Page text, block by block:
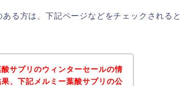
る方は、下記ページなどをチェックされると
サプリのウィンターセールの情
、下記メルミー葉酸サプリの公